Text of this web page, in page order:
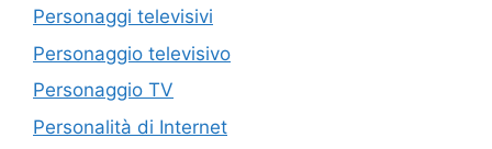
Personaggi televisivi
Personaggio televisivo
Personaggio TV
Personalità di Internet